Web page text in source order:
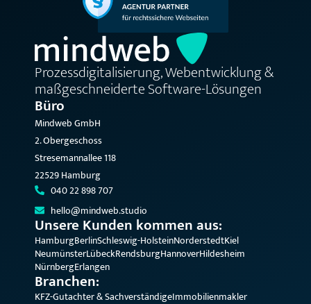
Prozessdigitalisierung, Webentwicklung &
maßgeschneiderte Software-Lösungen
Büro
Mindweb GmbH
2. Obergeschoss
Stresemannallee 118
22529 Hamburg
040 22 898 707
hello@mindweb.studio
Unsere Kunden kommen aus:
HamburgBerlinSchleswig-HolsteinNorderstedtKiel
NeumünsterLübeckRendsburgHannoverHildesheim
NürnbergErlangen
Branchen:
KFZ-Gutachter & SachverständigeImmobilienmakler